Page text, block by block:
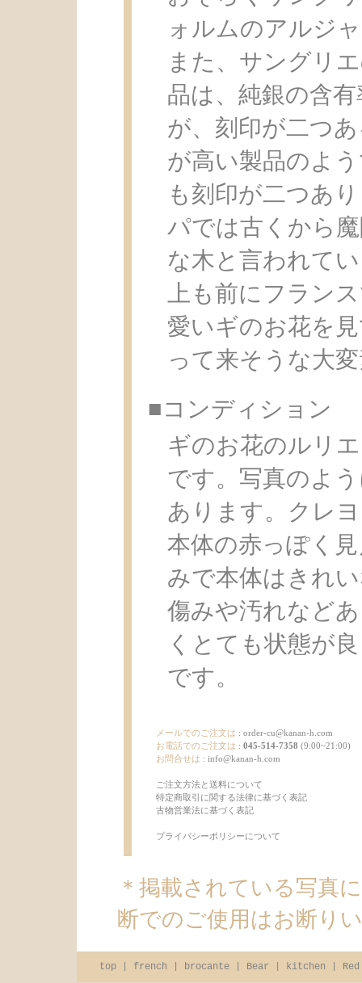
ォルムのアルジ
また、サングリ
品は、純銀の含
が、刻印が二つ
が高い製品のよ
も刻印が二つあ
パでは古くから
な木と言われて
上も前にフラン
愛いギのお花を
って来そうな大
■コンディション
ギのお花のルリ
です。写真のよ
あります。クレ
本体の赤っぽく
みで本体はきれ
傷みや汚れなど
くとても状態が
です。
メールでのご注文は : order-cu@kanan-h.com
お電話でのご注文は : 045-514-7358 (9:00~21:00)
お問合せは : info@kanan-h.com
ご注文方法と送料について
特定商取引に関する法律に基づく表記
古物営業法に基づく表記
プライバシーポリシーについて
＊掲載されている写真
断でのご使用はお断り
top| french brocante| Bear kitchen